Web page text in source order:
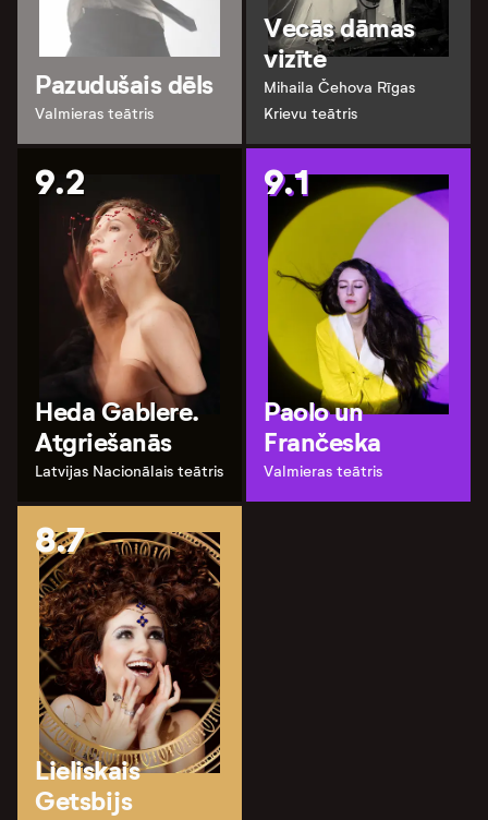
Pazudušais dēls
Valmieras teātris
Vecās dāmas
vizīte
Mihaila Čehova Rīgas
Krievu teātris
9.2
Heda Gablere.
Atgriešanās
Latvijas Nacionālais teātris
9.1
Paolo un
Frančeska
Valmieras teātris
8.7
Lieliskais
Getsbijs